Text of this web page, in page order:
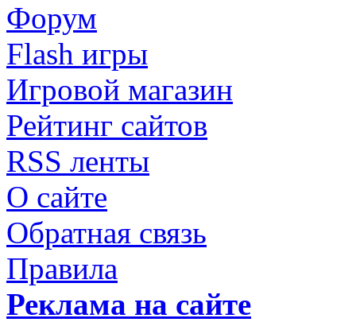
Форум
Flash игры
Игровой магазин
Рейтинг сайтов
RSS ленты
О сайте
Обратная связь
Правила
Реклама на сайте